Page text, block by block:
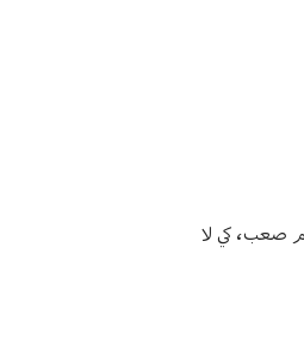
صعب، كي لا